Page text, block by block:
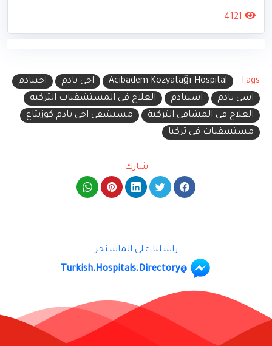
4121
Tags :
Acibadem Kozyatağı Hospital اجي بادم
اجيبادم
اسي بادم
اسيبادم
العلاج في المستشفيات التركية
العلاج في المشافي التركية
مستشفى اجي بادم كوزيتاغ
مستشفيات في تركيا
شارك
راسلنا على الماسنجر
@Turkish.Hospitals.Directory